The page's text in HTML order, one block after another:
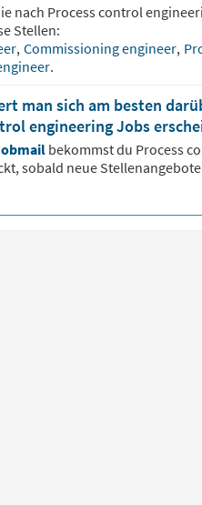
nach Process control
Stellen:
, Commissioning engineer,
.
man sich am besten
engineering Jobs
bekommst du Process
sobald neue